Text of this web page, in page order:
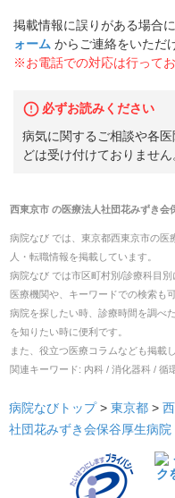
掲載情報に誤りがある場合
ォーム からご連絡をいただ
※お電話での対応は行って
必ずお読みください
病気に関するご相談や各
どは受け付けておりません
西東京市の医療法人社団花みずき会
病院なび では、 東京都西東京市の医
人・転職情報を掲載しています。
病院なび では市区町村別/診療科目
医療機関や、キーワードでの検索も可
病院を探したい時、診療時間を調べ
を知りたい時に便利です。
また、役立つ医療コラムなども掲載
関連キーワード: 内科 / 消化器科 / 循
病院なびトップ > 東京都 >
社団花みずき会保谷厚生病院